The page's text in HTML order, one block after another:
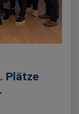
Plätze